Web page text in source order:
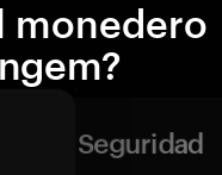
monedero
Seguridad